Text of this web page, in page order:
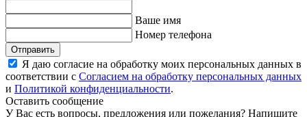
Ваше имя
Номер телефона
Отправить
Я даю согласие на обработку моих персональных данных в
соответствии с Согласием на обработку персональных данных
и Политикой конфиденциальности.
Оставить сообщение
У Вас есть вопросы, предложения или пожелания? Напишите